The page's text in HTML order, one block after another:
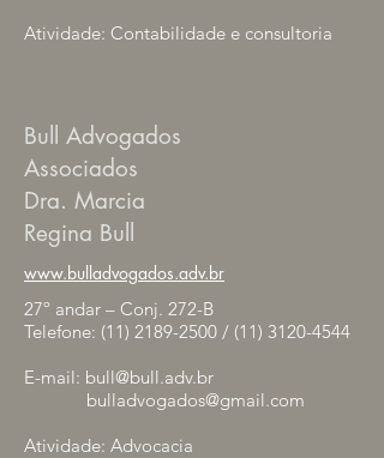
Atividade: Contabilidade e consultoria
Bull Advogados
Associados
Dra. Marcia
Regina Bull
www.bulladvogados.adv.br
27º andar – Conj. 272-B
Telefone: (11) 2189-2500 / (11) 3120-4544
E-mail: bull@bull.adv.br
bulladvogados@gmail.com
Atividade: Advocacia